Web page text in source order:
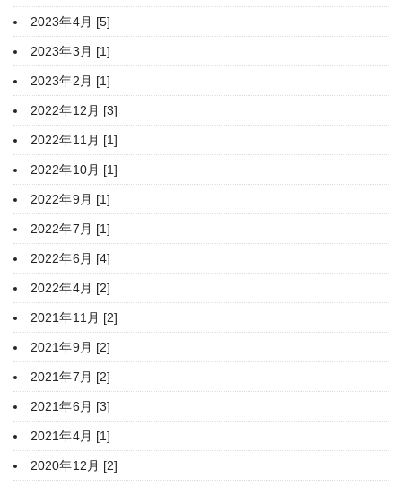
2023年4月 [5]
2023年3月 [1]
2023年2月 [1]
2022年12月 [3]
2022年11月 [1]
2022年10月 [1]
2022年9月 [1]
2022年7月 [1]
2022年6月 [4]
2022年4月 [2]
2021年11月 [2]
2021年9月 [2]
2021年7月 [2]
2021年6月 [3]
2021年4月 [1]
2020年12月 [2]